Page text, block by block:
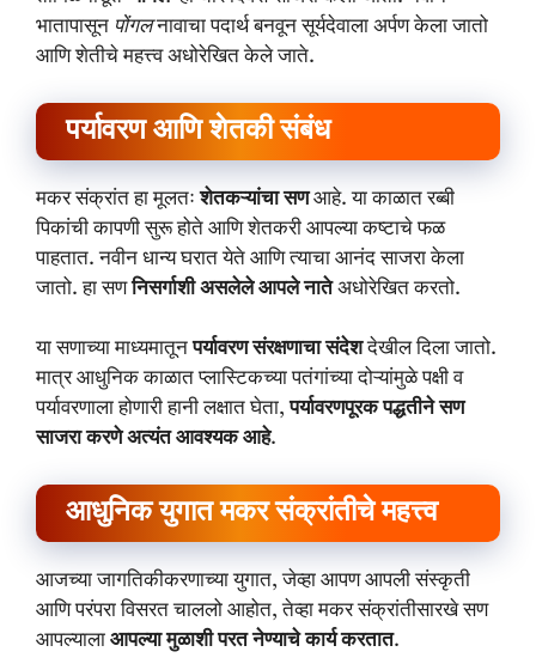
भातापासून पोंगलनावाचा पदार्थ बनवून सूर्यदेवाला अर्पण केला जातो
आणि शेतीचे महत्त्व अधोरेखित केले जाते.
पर्यावरण आणि शेतकी संबंध
मकर संक्रांत हा मूलतःशेतकऱ्यांचा सणआहे. या काळात रब्बी
पिकांची कापणी सुरू होते आणि शेतकरी आपल्या कष्टाचे फळ
पाहतात. नवीन धान्य घरात येते आणि त्याचा आनंद साजरा केला
जातो. हा सणनिसर्गाशी असलेले आपले नातेअधोरेखित करतो.
या सणाच्या माध्यमातूनपर्यावरण संरक्षणाचा संदेशदेखील दिला जातो.
मात्र आधुनिक काळात प्लास्टिकच्या पतंगांच्या दोऱ्यांमुळे पक्षी व
पर्यावरणाला होणारी हानी लक्षात घेता,पर्यावरणपूरक पद्धतीने सण
साजरा करणे अत्यंत आवश्यक आहे.
आधुनिक युगात मकर संक्रांतीचे महत्त्व
आजच्या जागतिकीकरणाच्या युगात, जेव्हा आपण आपली संस्कृती
आणि परंपरा विसरत चाललो आहोत, तेव्हा मकर संक्रांतीसारखे सण
आपल्याला आपल्या मुळाशी परत नेण्याचे कार्य करतात.